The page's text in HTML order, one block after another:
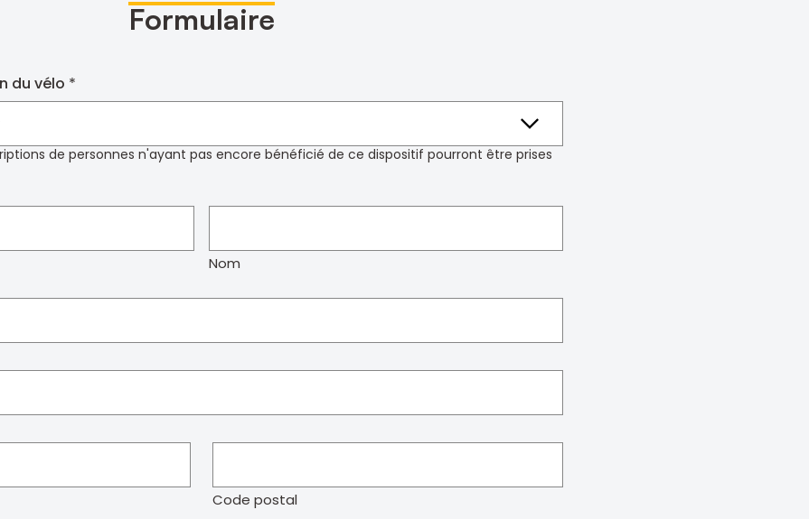
Formulaire
du vélo
de personnes n'ayant pas encore bénéficié de ce dispositif pourront être prises
Nom
Code postal